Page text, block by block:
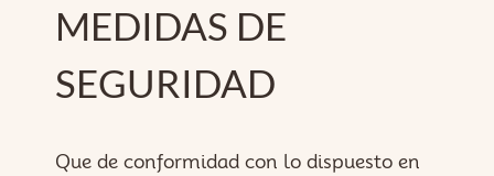
MEDIDAS DE
SEGURIDAD
Que de conformidad con lo dispuesto en